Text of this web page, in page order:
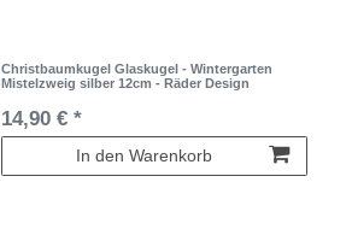
Christbaumkugel Glaskugel - Wintergarten
Mistelzweig silber 12cm - Räder Design
14,90 € *
In den Warenkorb